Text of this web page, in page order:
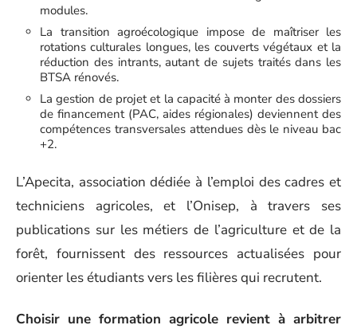
modules.
La transition agroécologique impose de maîtriser les
rotations culturales longues, les couverts végétaux et la
réduction des intrants, autant de sujets traités dans les
BTSA rénovés.
La gestion de projet et la capacité à monter des dossiers
de financement (PAC, aides régionales) deviennent des
compétences transversales attendues dès le niveau bac
+2.
L’Apecita, association dédiée à l’emploi des cadres et
techniciens agricoles, et l’Onisep, à travers ses
publications sur les métiers de l’agriculture et de la
forêt, fournissent des ressources actualisées pour
orienter les étudiants vers les filières qui recrutent.
Choisir une formation agricole revient à arbitrer